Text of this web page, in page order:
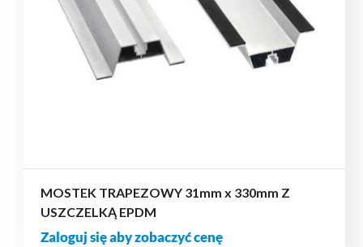
MOSTEK TRAPEZOWY 31mm x 330mm Z
USZCZELKĄ EPDM
Zaloguj się aby zobaczyć cenę